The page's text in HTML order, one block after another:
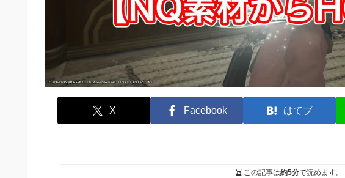
X Facebook はてブ
この記事は約5分で読めます。